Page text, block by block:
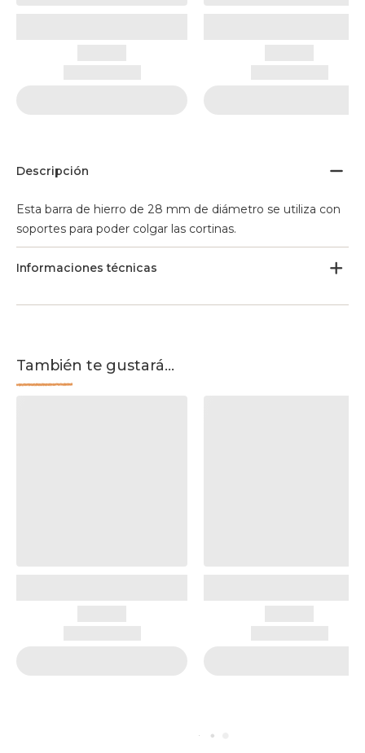
Descripción
Esta barra de hierro de 28 mm de diámetro se utiliza con
soportes para poder colgar las cortinas.
Informaciones técnicas
También te gustará...